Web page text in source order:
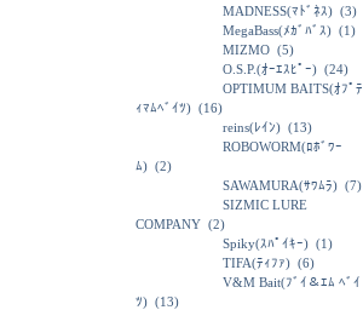
MADNESS(ﾏﾄﾞﾈｽ) (3)
MegaBass(ﾒｶﾞﾊﾞｽ) (1)
MIZMO (5)
O.S.P.(ｵｰｴｽﾋﾟｰ) (24)
OPTIMUM BAITS(ｵﾌﾟﾃ
ｨﾏﾑﾍﾞｲﾂ) (16)
reins(ﾚｲﾝ) (13)
ROBOWORM(ﾛﾎﾞﾜｰ
ﾑ) (2)
SAWAMURA(ｻﾜﾑﾗ) (7)
SIZMIC LURE
COMPANY (2)
Spiky(ｽﾊﾟｲｷｰ) (1)
TIFA(ﾃｨﾌｧ) (6)
V&M Bait(ﾌﾞｲ＆ｴﾑ ﾍﾞｲ
ﾂ) (13)